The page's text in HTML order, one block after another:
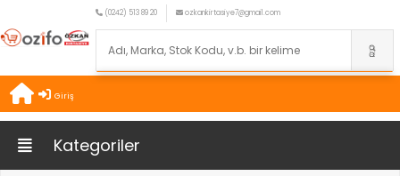
(0242) 513 89 20 ozkankirtasiye7@gmail.com
Giriş
Kategoriler